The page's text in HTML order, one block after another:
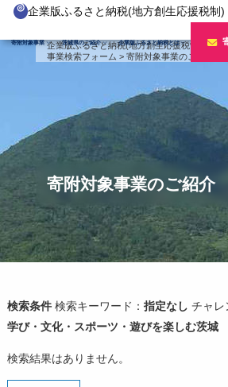
企業版ふるさと納税(地方創生応援税制)
寄附対象事業 茨城県のご紹介 企業版ふるさと納税とは
企業版ふるさと納税とは
制度の概要
企業版ふるさと納税(人材派遣型)
寄附をいただいた企業様
寄附対象事業のご紹介
新しい豊かさを推進する事業
新しい安心安全を推進する事業
新しい人財育成を推進する事業
新しい夢・希望を推進する事業
事業検索フォーム
茨城県のご紹介
茨城のポテンシャル
「新しい茨城」への4つのチャレンジ
寄附をいただいた企業様
令和7年度寄附企業一覧
令和6年度寄附企業一覧
令和5年度寄附企業一覧
令和3年度寄附企業一覧
企業版ふるさと納税(地方創生応援税制) >寄
事業検索フォーム > 寄附対象事業のご紹介
寄附対象事業のご紹介
検索条件検索キーワード： 指定なし チャレ
学び・文化・スポーツ・遊びを楽しむ茨城
検索結果はありません。